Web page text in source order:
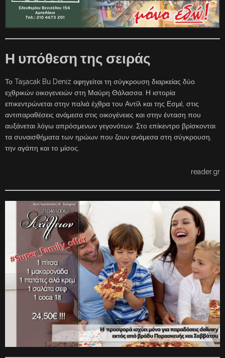
Η υπόθεση της σειράς
Το Taşacak Bu Deniz αφηγείται τη σύγκρουση διαρκείας δύο
εχθρικών οικογενειών στη Μαύρη Θάλασσα. Η ιστορία
επικεντρώνεται στην παλιά έχθρα του Αντίλ και της Εσμέ, στις
αντιπαραθέσεις ανάμεσα στις οικογένειες και στην ένταση που
αυξάνεται λόγω απρόσμενων γεγονότων. Στο επίκεντρο βρίσκονται
τα συναισθήματα των ηρώων που ζουν ανάμεσα στη σύγκρουση,
την αγάπη και το μίσος.
reader.gr